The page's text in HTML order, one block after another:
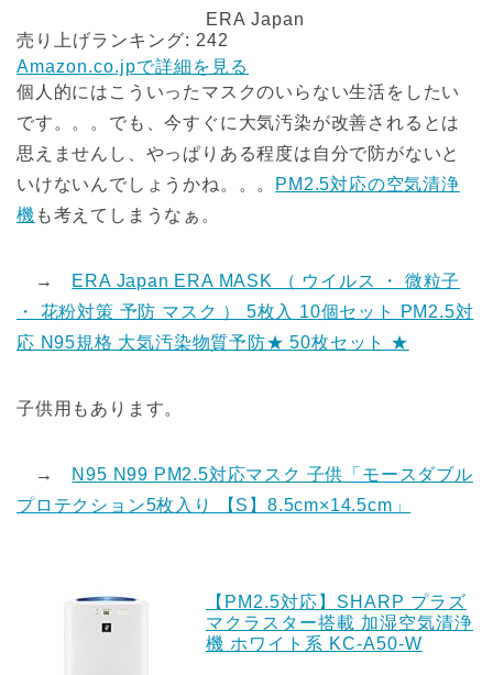
ERA Japan
売り上げランキング: 242
Amazon.co.jpで詳細を見る
個人的にはこういったマスクのいらない生活をしたい
です。。。でも、今すぐに大気汚染が改善されるとは
思えませんし、やっぱりある程度は自分で防がないと
いけないんでしょうかね。。。
PM2.5対応の空気清浄
機 も考えてしまうなぁ。
→ ERA Japan ERA MASK （ ウイルス ・ 微粒子
・ 花粉対策 予防 マスク ） 5枚入 10個セット PM2.5対
応 N95規格 大気汚染物質予防★ 50枚セット ★
子供用もあります。
→ N95 N99 PM2.5対応マスク 子供「モースダブル
プロテクション5枚入り 【S】8.5cm×14.5cm」
【PM2.5対応】SHARP プラズ
マクラスター搭載 加湿空気清浄
機 ホワイト系 KC-A50-W